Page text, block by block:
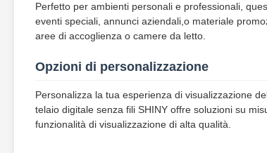
Perfetto per ambienti personali e professionali,
eventi speciali, annunci aziendali,o materiale
aree di accoglienza o camere da letto.
Opzioni di personalizzazione
Personalizza la tua esperienza di visualizzazione
telaio digitale senza fili SHINY offre soluzioni su
funzionalità di visualizzazione di alta qualità.